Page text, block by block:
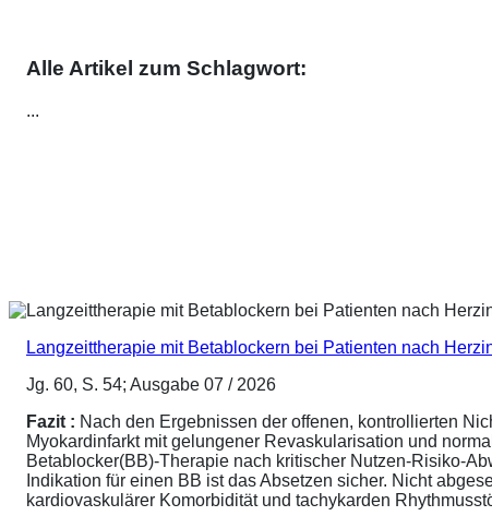
Alle Artikel zum Schlagwort:
...
Langzeittherapie mit Betablockern bei Patienten nach
Jg. 60, S. 54; Ausgabe 07 / 2026
Fazit : Nach den Ergebnissen der offenen, kontrollierten
Myokardinfarkt mit gelungener Revaskularisation und
Betablocker(BB)-Therapie nach kritischer Nutzen-Risiko-
Indikation für einen BB ist das Absetzen sicher. Nicht
kardiovaskulärer Komorbidität und tachykarden